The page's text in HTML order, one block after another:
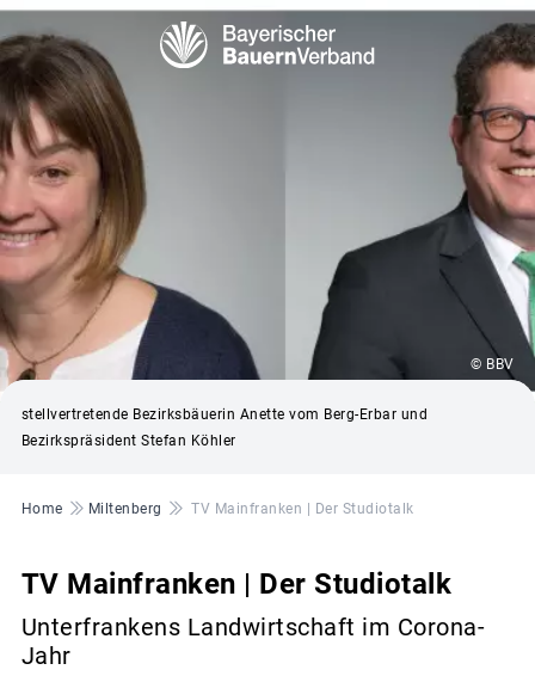
© BBV
stellvertretende Bezirksbäuerin Anette vom Berg-Erbar und
Bezirkspräsident Stefan Köhler
Pfadnavigation
Home Miltenberg TV Mainfranken | Der Studiotalk
TV Mainfranken | Der Studiotalk
Unterfrankens Landwirtschaft im Corona-
Jahr